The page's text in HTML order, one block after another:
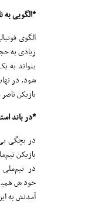
*الگویی به
الگوی
زیادی به
بتواند به
شود. در
بازیکن
*در باند
در بچگی
بازیکن
در
خودش همین
آمدنش به